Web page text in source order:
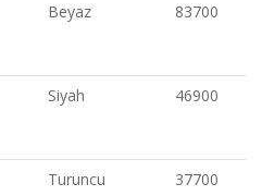
Beyaz 83700
Siyah 46900
Turuncu 37700